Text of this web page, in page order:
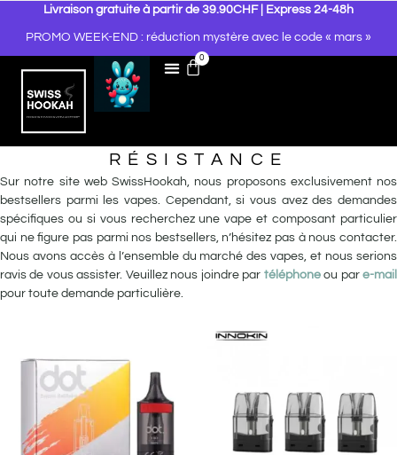
Livraison gratuite à partir de 39.90CHF | Express 24-48h
PROMO WEEK-END : réduction mystère avec le code « mars »
0
RÉSISTANCE
Sur notre site web SwissHookah, nous proposons exclusivement nos
bestsellers parmi les vapes. Cependant, si vous avez des demandes
spécifiques ou si vous recherchez une vape et composant particulier
qui ne figure pas parmi nos bestsellers, n’hésitez pas à nous contacter.
Nous avons accès à l’ensemble du marché des vapes, et nous serions
ravis de vous assister. Veuillez nous joindre par téléphone ou pare-mai
pour toute demande particulière.